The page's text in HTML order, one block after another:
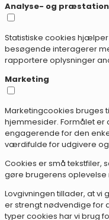
Analyse- og
Statistiske cookies
besøgende interagerer
rapportere oplysninger
Marketing
Marketingcookies bruges
hjemmesider. Formålet er
engagerende for den
værdifulde for udgivere
Cookies er små tekstfiler,
gøre brugerens oplevelse
Lovgivningen tillader, at vi
er strengt nødvendige for
typer cookies har vi brug